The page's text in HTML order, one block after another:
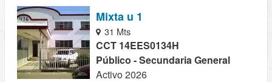
Mixta u 1
31 Mts
CCT 14EES0134H
Público - Secundaria General
Activo 2026